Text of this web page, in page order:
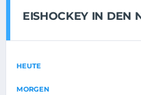
EISHOCKEY IN DEN
HEUTE
MORGEN